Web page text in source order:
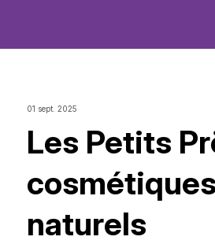
01 sept. 2025
Les Petits
cosmétiques
naturels